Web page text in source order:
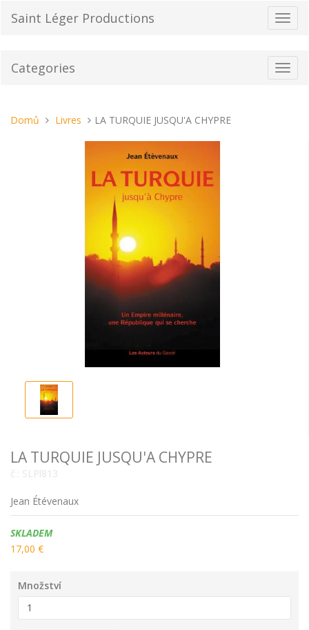
Saint Léger Productions
Categories
Nacházíte
Domů Livres LA TURQUIE JUSQU'A CHYPRE
LA TURQUIE JUSQU'A CHYPRE
č.: SLPl813
Jean Étévenaux
Dostupnost:
SKLADEM
17,00 €
Množství